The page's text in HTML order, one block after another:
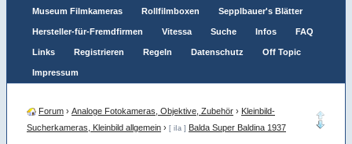
Museum Filmkameras Rollfilmboxen Sepplbauer's Blätter
Hersteller-für-Fremdfirmen Vitessa Suche Infos FAQ
Links Registrieren Regeln Datenschutz Off Topic
Impressum
Forum › Analoge Fotokameras, Objektive, Zubehör › Kleinbild-
Sucherkameras, Kleinbild allgemein › [ iIa ] Balda Super Baldina 1937